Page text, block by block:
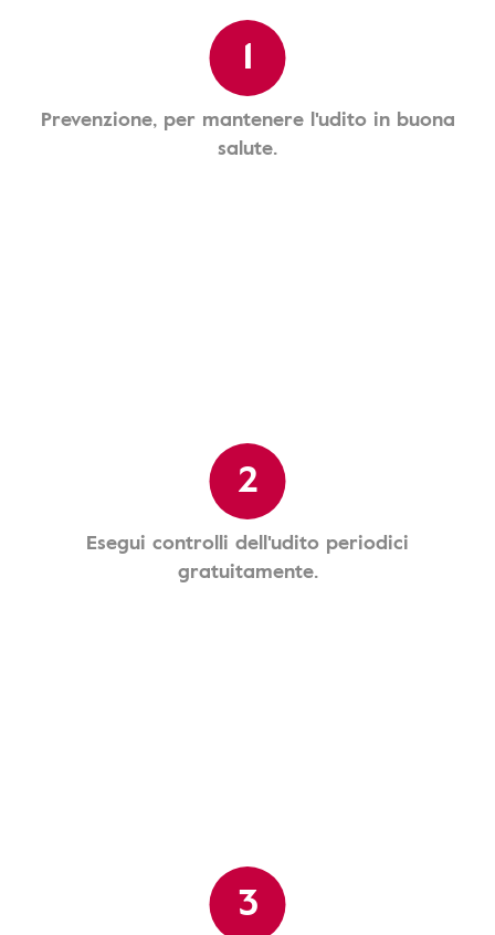
1
Prevenzione, per mantenere l'udito in buona
salute.
2
Esegui controlli dell'udito periodici
gratuitamente.
3